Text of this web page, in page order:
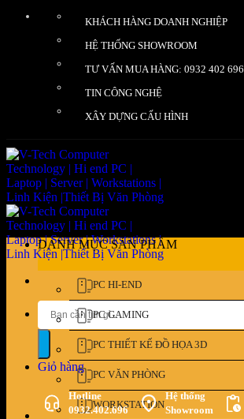
KHÁCH HÀNG DOANH NGHIỆP
HỆ THỐNG SHOWROOM
TƯ VẤN MUA HÀNG: 0932 402 696
TIN CÔNG NGHỆ
XÂY DỰNG CẤU HÌNH
Tìm
kiếm:
Giỏ hàng
Hotline
0932.402.696
Hệ thống
Showroom
DANH MỤC SẢN PHẨM
PC HI-END
PC GAMING
PC THIẾT KẾ ĐỒ HỌA 3D
PC VĂN PHÒNG
WORKSTATION